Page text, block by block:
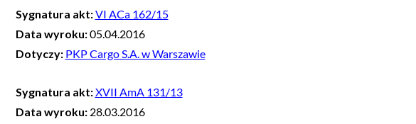
Sygnatura akt:VI ACa 162/15
Data wyroku:05.04.2016
Dotyczy: PKP Cargo S.A. w Warszawie
Sygnatura akt:XVII AmA 131/13
Data wyroku: 28.03.2016